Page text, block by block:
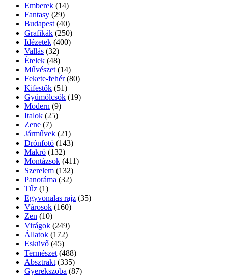
Emberek (14)
Fantasy (29)
Budapest (40)
Grafikák (250)
Idézetek (400)
Vallás (32)
Ételek (48)
Művészet (14)
Fekete-fehér (80)
Kifestők (51)
Gyümölcsök (19)
Modern (9)
Italok (25)
Zene (7)
Járművek (21)
Drónfotó (143)
Makró (132)
Montázsok (411)
Szerelem (132)
Panoráma (32)
Tűz (1)
Egyvonalas rajz (35)
Városok (160)
Zen (10)
Virágok (249)
Állatok (172)
Esküvő (45)
Természet (488)
Absztrakt (335)
Gyerekszoba (87)